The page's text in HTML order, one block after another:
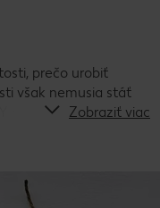
prečo urobiť
však nemusia stáť
návody pre kreatívne
Zobraziť viac